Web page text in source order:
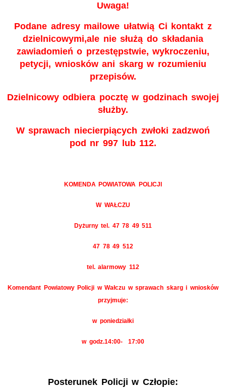
Uwaga!
Podane adresy mailowe ułatwią Ci kontakt z
dzielnicowymi,ale nie służą do składania
zawiadomień o przestępstwie, wykroczeniu,
petycji, wniosków ani skarg w rozumieniu
przepisów.
Dzielnicowy odbiera pocztę w godzinach swojej
służby.
W sprawach niecierpiących zwłoki zadzwoń
pod nr 997 lub 112.
KOMENDA POWIATOWA POLICJI
W WAŁCZU
Dyżurny tel. 47 78 49 511
47 78 49 512
tel. alarmowy 112
Komendant Powiatowy Policji w Wałczu w sprawach skarg i wniosków
przyjmuje:
w poniedziałki
w godz.14:00- 17:00
Posterunek Policji w Człopie: